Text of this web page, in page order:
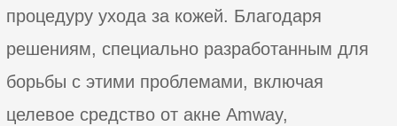
процедуру ухода за кожей. Благодаря
решениям, специально разработанным для
борьбы с этими проблемами, включая
целевое средство от акне Amway,